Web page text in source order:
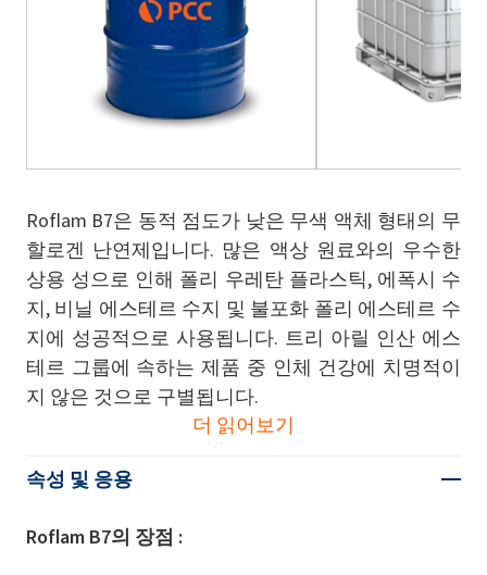
Roflam B7은 동적 점도가 낮은 무색 액체 형태의 무
할로겐 난연제입니다. 많은 액상 원료와의 우수한
상용 성으로 인해 폴리 우레탄 플라스틱, 에폭시 수
지, 비닐 에스테르 수지 및 불포화 폴리 에스테르 수
지에 성공적으로 사용됩니다. 트리 아릴 인산 에스
테르 그룹에 속하는 제품 중 인체 건강에 치명적이
지 않은 것으로 구별됩니다.
더 읽어보기
속성 및 응용
Roflam B7의 장점 :